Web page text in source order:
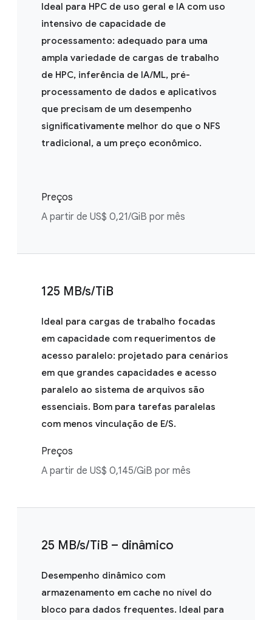
Ideal para HPC de uso geral e IA com uso
intensivo de capacidade de
processamento: adequado para uma
ampla variedade de cargas de trabalho
de HPC, inferência de IA/ML, pré-
processamento de dados e aplicativos
que precisam de um desempenho
significativamente melhor do que o NFS
tradicional, a um preço econômico.
Preços
A partir de US$ 0,21/GiB por mês
125 MB/s/TiB
Ideal para cargas de trabalho focadas
em capacidade com requerimentos de
acesso paralelo: projetado para cenários
em que grandes capacidades e acesso
paralelo ao sistema de arquivos são
essenciais. Bom para tarefas paralelas
com menos vinculação de E/S.
Preços
A partir de US$ 0,145/GiB por mês
25 MB/s/TiB – dinâmico
Desempenho dinâmico com
armazenamento em cache no nível do
bloco para dados frequentes. Ideal para